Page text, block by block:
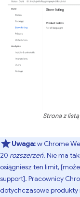
Strona z
Uwaga:w Chrome
20 rozszerzeń. Nie ma
osiągniesz ten limit,
support]. Pracownicy
dotychczasowe produkty